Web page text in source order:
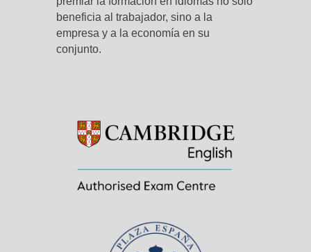
beneficia al trabajador, sino a la
empresa y a la economía en su
conjunto.